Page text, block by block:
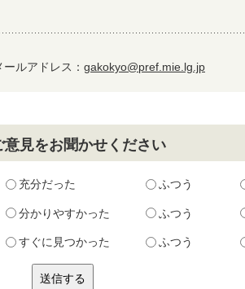
ールアドレス： gakokyo@pref.mie.lg.jp
見をお聞かせください
充分だった ふつう
分かりやすかった ふつう
すぐに見つかった ふつう